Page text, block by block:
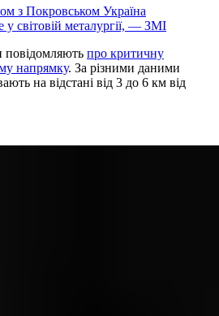
з Покровськом Україна
у світовій металургії, — ЗМІ
повідомляють про критичну
напрямку. За різними даними
на відстані від 3 до 6 км від